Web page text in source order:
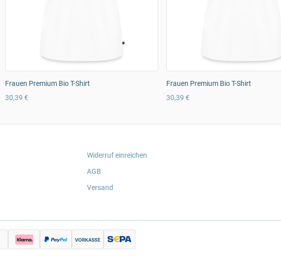
Frauen Premium Bio T-Shirt
30,39 €
Frauen Premium Bio T-Shirt
30,39 €
Widerruf einreichen
AGB
Versand